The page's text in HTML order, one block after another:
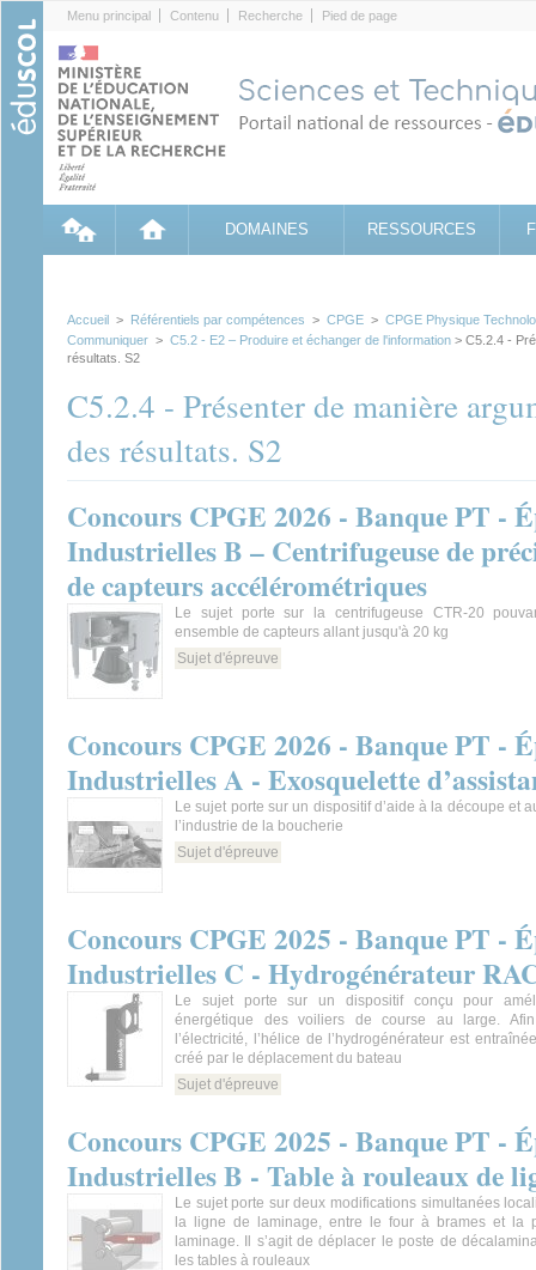
Menu principal Contenu Recherche Pied de page
DOMAINES RESSOURCES
Accueil > Référentiels par compétences > CPGE > CPGE Physique
Communiquer > C5.2 - E2 – Produire et échanger de l'information > C5.2.4 -
résultats. S2
C5.2.4 - Présenter de manière
des résultats. S2
Concours CPGE 2026 - Banque PT -
Industrielles B – Centrifugeuse de
de capteurs accélérométriques
Le sujet porte sur la centrifugeuse CTR-20
ensemble de capteurs allant jusqu'à 20 kg
Sujet d'épreuve
Concours CPGE 2026 - Banque PT -
Industrielles A - Exosquelette
Le sujet porte sur un dispositif d’aide à la découpe et
l’industrie de la boucherie
Sujet d'épreuve
Concours CPGE 2025 - Banque PT -
Industrielles C - Hydrogénérateur
Le sujet porte sur un dispositif conçu pour
énergétique des voiliers de course au large.
l’électricité, l’hélice de l’hydrogénérateur est
créé par le déplacement du bateau
Sujet d'épreuve
Concours CPGE 2025 - Banque PT -
Industrielles B - Table à rouleaux de
Le sujet porte sur deux modifications simultanées
la ligne de laminage, entre le four à brames et la
laminage. Il s’agit de déplacer le poste de
les tables à rouleaux